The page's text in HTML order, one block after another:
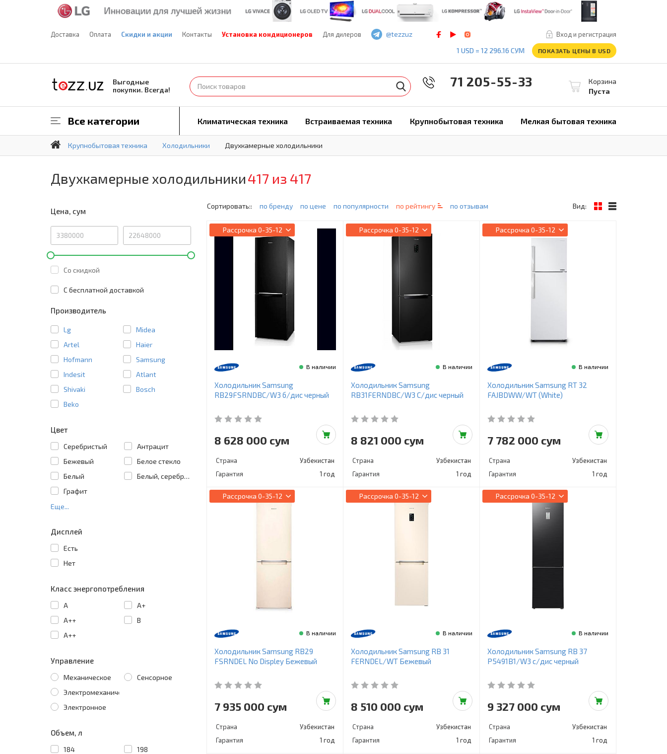
Доставка Оплата Скидки и акции Контакты Установка кондиционеров Для дилеров Вход и регистрация
@tezzuz
1 USD = 12 296.16 СУМ
ПОКАЗАТЬ ЦЕНЫ В USD
Выгодные
покупки. Всегда!
Корзина
Пуста
71 205-55-33
Все категории Климатическая техника Встраиваемая техника Крупнобытовая техника Мелкая бытовая техника
Крупнобытовая техника Холодильники Двухкамерные холодильники
Двухкамерные холодильники417 из 417
Цена, сум
Со скидкой
C бесплатной доставкой
Производитель
Lg
Midea
Artel
Haier
Hofmann
Samsung
Indesit
Atlant
Shivaki
Bosch
Beko
Цвет
Cеребристый
Антрацит
Бежевый
Белое стекло
Белый
Белый, серебристый
Графит
Еще...
Дисплей
Есть
Нет
Класс энергопотребления
A
A+
A++
B
А++
Управление
Механическое
Сенсорное
Электромеханическое
Электронное
Объем, л
184
198
Сортировать:: по бренду по цене по популярности по рейтингу по отзывам Вид:
Рассрочка 0-35-12
В наличии
Холодильник Samsung
RB29FSRNDBC/W3 б/дис черный
8 628 000 сум
Страна
Узбекистан
Гарантия
1 год
Рассрочка 0-35-12
В наличии
Холодильник Samsung
RB31FERNDBC/W3 С/дис черный
8 821 000 сум
Страна
Узбекистан
Гарантия
1 год
Рассрочка 0-35-12
В наличии
Холодильник Samsung RT 32
FAJBDWW/WT (White)
7 782 000 сум
Страна
Узбекистан
Гарантия
1 год
Рассрочка 0-35-12
В наличии
Холодильник Samsung RB29
FSRNDEL No Displey Бежевый
7 935 000 сум
Страна
Узбекистан
Гарантия
1 год
Рассрочка 0-35-12
В наличии
Холодильник Samsung RB 31
FERNDEL/WT Бежевый
8 510 000 сум
Страна
Узбекистан
Гарантия
1 год
Рассрочка 0-35-12
В наличии
Холодильник Samsung RB 37
P5491B1/W3 с/дис черный
9 327 000 сум
Страна
Узбекистан
Гарантия
1 год